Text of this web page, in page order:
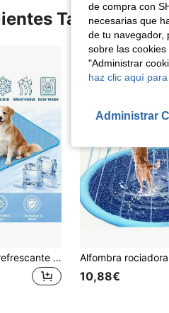
También
1 pieza Alfombrilla refrescante para mascotas, tela de seda de hielo transpirable, almohadilla refrescante para mascotas, uso universal en interiores/exteriores/coche, adecuada para mascotas pequeñas/medianas en verano, azul claro, gris, rosa
10,88€
de compra con
necesarias que
de tu navegador,
sobre las
"Administrar
haz clic aquí
Administrar